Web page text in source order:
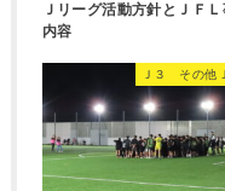
Ｊリーグ活動方針とＪＦ
内容
Ｊ３ その他